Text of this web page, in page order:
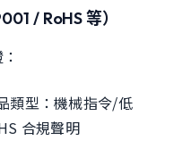
/ RoHS 等）
類型：機械指令/低
合規聲明